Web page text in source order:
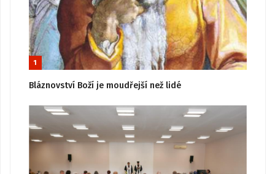
1
Bláznovství Boží je moudřejší než lidé